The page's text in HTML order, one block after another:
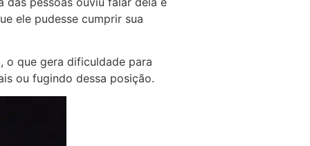
ele pudesse cumprir sua
o que gera dificuldade para
ou fugindo dessa posição.